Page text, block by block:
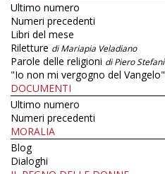
Ultimo numero
Numeri precedenti
Libri del mese
Riletture di Mariapia Veladiano
Parole delle religioni di Piero Stefani
"Io non mi vergogno del Vangelo"
DOCUMENTI
Ultimo numero
Numeri precedenti
MORALIA
Blog
Dialoghi